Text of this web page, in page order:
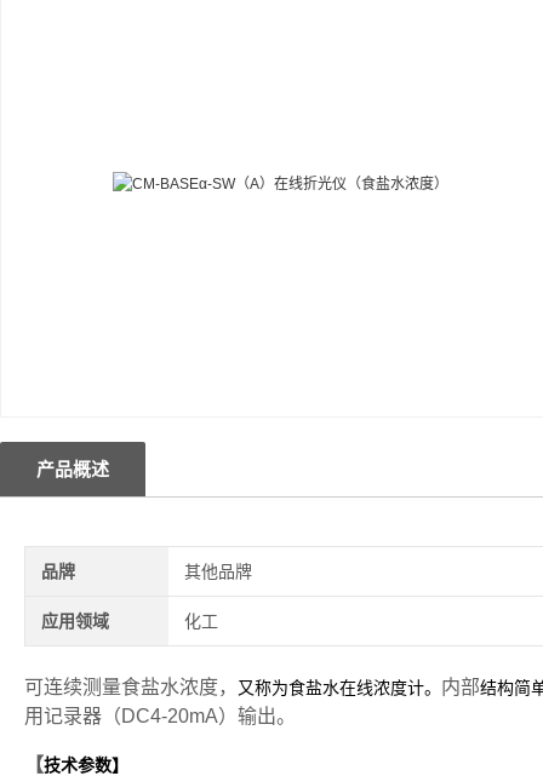
产品概述
品牌 其他品牌
应用领域 化工
可连续测量食盐水浓度， 又称为食盐水在线浓度计。 内部结构简
用记录器（DC4-20mA）输出。
【技术参数】